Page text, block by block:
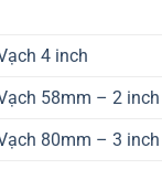
4 inch
58mm – 2 inch
80mm – 3 inch